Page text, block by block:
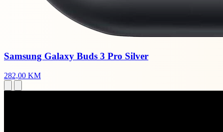
Samsung Galaxy Buds 3 Pro Silver
282,00 KM